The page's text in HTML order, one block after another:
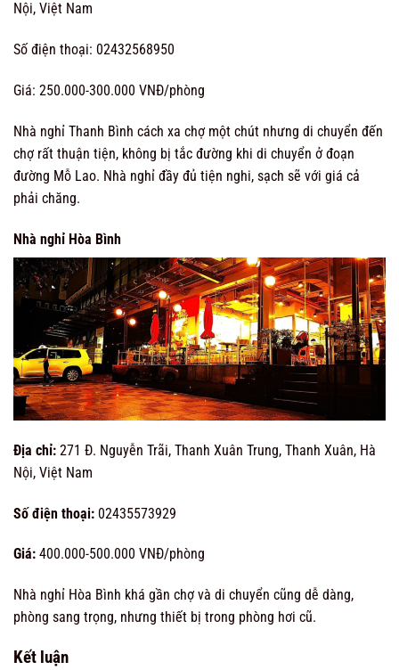
Nội, Việt Nam
Số điện thoại: 02432568950
Giá: 250.000-300.000 VNĐ/phòng
Nhà nghỉ Thanh Bình cách xa chợ một chút nhưng di chuyển đến
chợ rất thuận tiện, không bị tắc đường khi di chuyển ở đoạn
đường Mỗ Lao. Nhà nghỉ đầy đủ tiện nghi, sạch sẽ với giá cả
phải chăng.
Nhà nghỉ Hòa Bình
Địa chỉ: 271 Đ. Nguyễn Trãi, Thanh Xuân Trung, Thanh Xuân, Hà
Nội, Việt Nam
Số điện thoại: 02435573929
Giá: 400.000-500.000 VNĐ/phòng
Nhà nghỉ Hòa Bình khá gần chợ và di chuyển cũng dễ dàng,
phòng sang trọng, nhưng thiết bị trong phòng hơi cũ.
Kết luận